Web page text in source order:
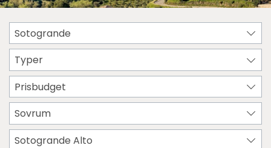
Sotogrande
Typer
Prisbudget
Sovrum
Sotogrande Alto